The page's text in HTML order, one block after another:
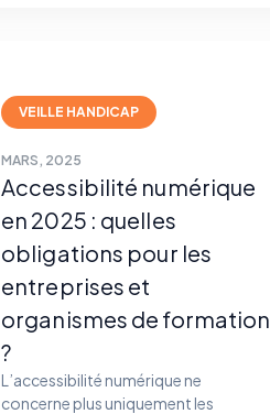
VEILLE HANDICAP
MARS, 2025
Accessibilité numérique
en 2025 : quelles
obligations pour les
entreprises et
organismes de formation
?
L’accessibilité numérique ne
concerne plus uniquement les